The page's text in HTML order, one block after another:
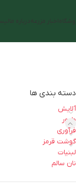
اخبار مزرعه درباره ما
دسته بندی ها
آلایش
طیور
فرآوری
گوشت قرمز
لبنیات
نان سالم